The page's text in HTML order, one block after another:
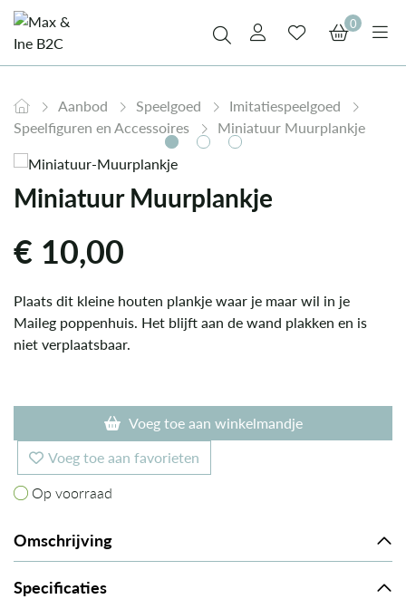
0
Aanbod Speelgoed
Imitatiespeelgoed
Speelfiguren en Accessoires
Miniatuur Muurplankje
Miniatuur Muurplankje
€ 10,00
Plaats dit kleine houten plankje waar je maar wil in je
Maileg poppenhuis. Het blijft aan de wand plakken en is
niet verplaatsbaar.
Voeg toe aan winkelmandje
Voeg toe aan favorieten
Op voorraad
Op voorraad
Omschrijving
Specificaties